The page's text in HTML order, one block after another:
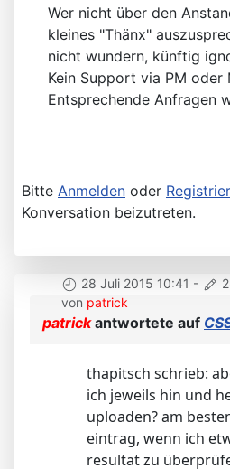
Wer nicht über den
kleines "Thänx"
nicht wundern, künftig
Kein Support via PM oder
Entsprechende Anfragen
Bitte Anmelden oder
Konversation beizutreten.
28 Juli 2015 10:41 -
von patrick
patrickantwortete auf
thapitsch schrieb:
ich jeweils hin und
uploaden? am
eintrag, wenn ich
resultat zu